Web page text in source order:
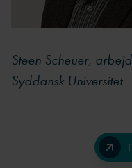
Steen Scheuer,
Syddansk Universitet